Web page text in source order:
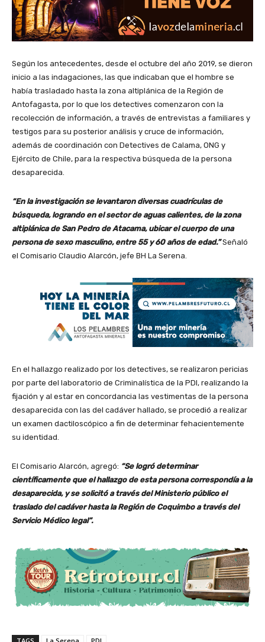
Según los antecedentes, desde el octubre del año 2019, se dieron
inicio a las indagaciones, las que indicaban que el hombre se
había trasladado hasta la zona altiplánica de la Región de
Antofagasta, por lo que los detectives comenzaron con la
recolección de información, a través de entrevistas a familiares y
testigos para su posterior análisis y cruce de información,
además de coordinación con Detectives de Calama, ONG y
Ejército de Chile, para la respectiva búsqueda de la persona
desaparecida.
“En la investigación se levantaron diversas cuadrículas de
búsqueda, logrando en el sector de aguas calientes, de la zona
altiplánica de San Pedro de Atacama, ubicar el cuerpo de una
persona de sexo masculino, entre 55 y 60 años de edad.”Señaló
el Comisario Claudio Alarcón, jefe BH La Serena.
En el hallazgo realizado por los detectives, se realizaron pericias
por parte del laboratorio de Criminalística de la PDI, realizando la
fijación y al estar en concordancia las vestimentas de la persona
desaparecida con las del cadáver hallado, se procedió a realizar
un examen dactiloscópico a fin de determinar fehacientemente
su identidad.
El Comisario Alarcón, agregó: “Se logró determinar
científicamente que el hallazgo de esta persona correspondía a la
desaparecida, y se solicitó a través del Ministerio público el
traslado del cadáver hasta la Región de Coquimbo a través del
Servicio Médico legal”.